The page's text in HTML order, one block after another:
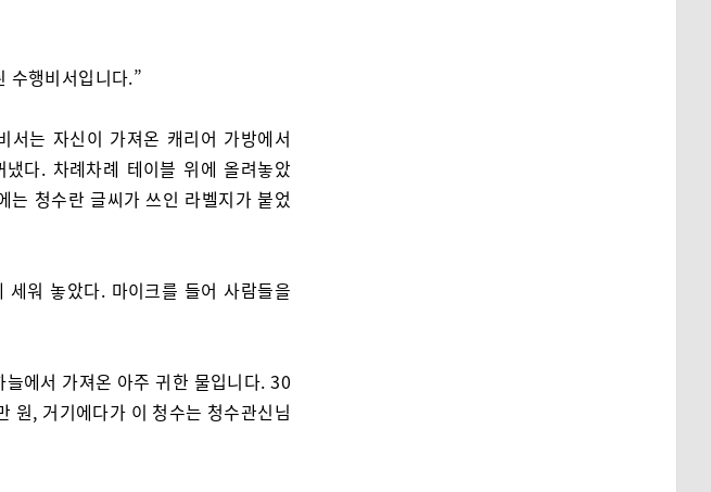
수행비서입니다.”
서는 자신이 가져온 캐리어 가방에서
다. 차례차례 테이블 위에 올려놓았
청수란 글씨가 쓰인 라벨지가 붙었
워 놓았다. 마이크를 들어 사람들을
에서 가져온 아주 귀한 물입니다. 30
, 거기에다가 이 청수는 청수관신님